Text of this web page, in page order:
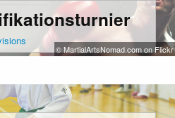
© MartialArtsNomad.com on Flickr